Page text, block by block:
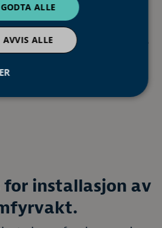
til å vurdere hvilket
best for ditt kjøkken og
varig installasjon. Dette
at alt er i orden – både
til lovverket.
installasjon av
GODTA ALLE
AVVIS ALLE